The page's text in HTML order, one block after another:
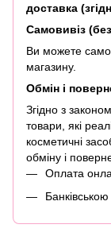
доставка
Самовивіз
Ви можете
магазину.
Обмін і
Згідно з
товари, які
косметичні
обміну і
Оплата